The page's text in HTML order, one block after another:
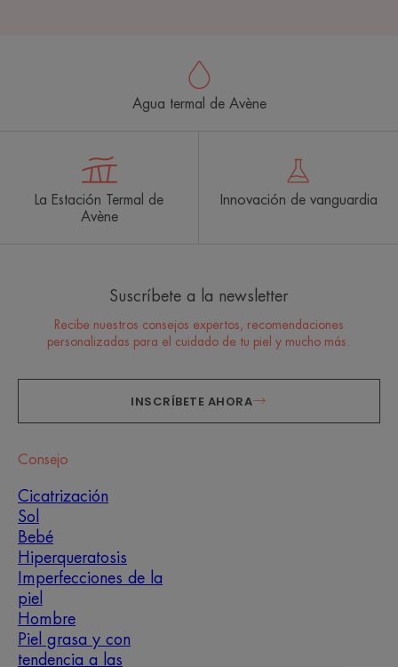
Agua termal de Avène
La Estación Termal de
Avène
Innovación de vanguardia
Suscríbete a la newsletter
Recibe nuestros consejos expertos, recomendaciones
personalizadas para el cuidado de tu piel y mucho más.
INSCRÍBETE AHORA
Consejo
Cicatrización
Sol
Bebé
Hiperqueratosis
Imperfecciones de la
piel
Hombre
Piel grasa y con
tendencia a las